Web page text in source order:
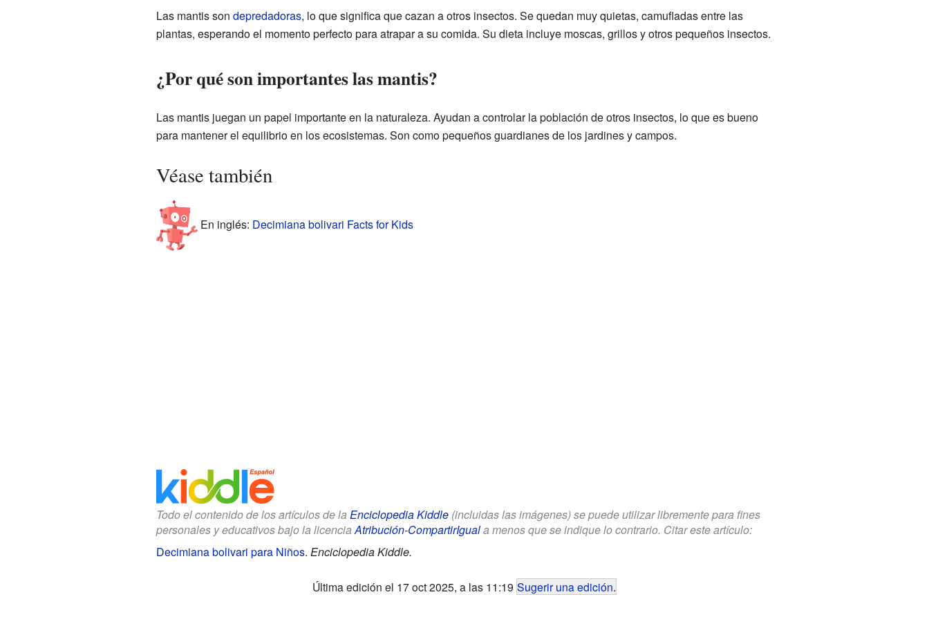
Las mantis son depredadoras, lo que significa que cazan a otros insectos. Se quedan muy quietas, camufladas entre las
plantas, esperando el momento perfecto para atrapar a su comida. Su dieta incluye moscas, grillos y otros pequeños insectos.
¿Por qué son importantes las mantis?
Las mantis juegan un papel importante en la naturaleza. Ayudan a controlar la población de otros insectos, lo que es bueno
para mantener el equilibrio en los ecosistemas. Son como pequeños guardianes de los jardines y campos.
Véase también
En inglés: Decimiana bolivari Facts for Kids
Todo el contenido de los artículos de la Enciclopedia Kiddle(incluidas las imágenes) se puede utilizar libremente para fines
personales y educativos bajo la licenciaAtribución-CompartirIguala menos que se indique lo contrario. Citar este artículo:
Decimiana bolivari para Niños. Enciclopedia Kiddle.
Última edición el 17 oct 2025, a las 11:19 Sugerir una edición.